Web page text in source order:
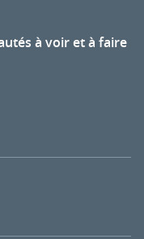
à voir et à faire